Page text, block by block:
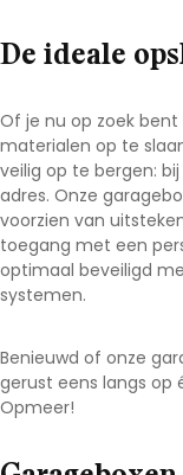
De ideale
Of je nu op zoek
materialen op te
veilig op te bergen:
adres. Onze
voorzien van
toegang met een
optimaal beveiligd
systemen.
Benieuwd of onze
gerust eens langs op
Opmeer!